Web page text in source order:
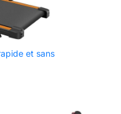
et sans